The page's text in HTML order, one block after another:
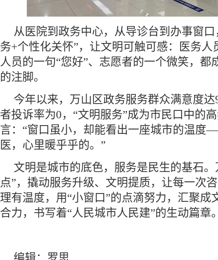
从医院到政务中心，从导诊台到办事窗
务+个性化关怀”，让文明可触可感：医务人
人员的一句“您好”、志愿者的一个微笑，都
的注脚。
今年以来，万山区政务服务群众满意度
者投诉率为0，“文明服务”成为市民口中的
言：“窗口虽小，却能看出一座城市的温
医，心里暖乎乎的。”
文明是城市的底色，服务是民生的基石
点”，撬动服务升级、文明提质，让每一次
理有温度，用“小窗口”的点滴努力，汇聚成
合力，书写着“人民城市人民建”的生动篇章